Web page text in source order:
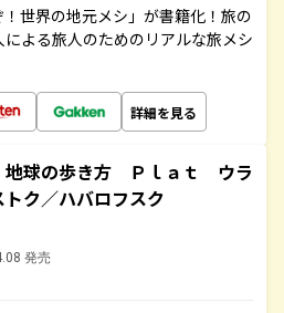
世界の地元メシ」が書籍化！旅の
よる旅人のためのリアルな旅メシ
詳細を見る
球の歩き方 Ｐｌａｔ ウラ
トク／ハバロフスク
発売